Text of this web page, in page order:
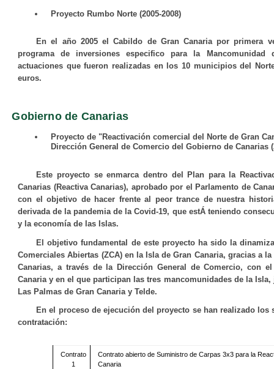
Proyecto Rumbo Norte (2005-2008)
En el año 2005 el Cabildo de Gran Canaria por primera
programa de inversiones especifico para la Mancomunidad
actuaciones que fueron realizadas en los 10 municipios del
euros.
Gobierno de Canarias
Proyecto de "Reactivación comercial del Norte de Gran
Dirección General de Comercio del Gobierno de Canarias
Este proyecto se enmarca dentro del Plan para la
Canarias (Reactiva Canarias), aprobado por el Parlamento de
con el objetivo de hacer frente al peor trance de nuestra
derivada de la pandemia de la Covid-19, que estÁ teniendo
y la economía de las Islas.
El objetivo fundamental de este proyecto ha sido la
Comerciales Abiertas (ZCA) en la Isla de Gran Canaria, gracias a
Canarias, a través de la Dirección General de Comercio, con
Canaria y en el que participan las tres mancomunidades de la
Las Palmas de Gran Canaria y Telde.
En el proceso de ejecución del proyecto se han realizado
contratación:
Contrato
1
Contrato abierto de Suministro de Carpas 3x3 para la
Canaria